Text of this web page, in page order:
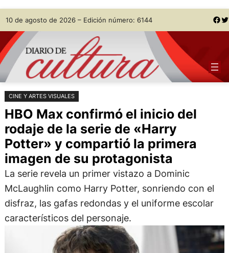
Saltar
al
contenido
Skip
to
content
10 de agosto de 2026 – Edición número: 6144 Facebook Twitter
CINE Y ARTES VISUALES
HBO Max confirmó el inicio del
rodaje de la serie de «Harry
Potter» y compartió la primera
imagen de su protagonista
La serie revela un primer vistazo a Dominic
McLaughlin como Harry Potter, sonriendo con el
disfraz, las gafas redondas y el uniforme escolar
característicos del personaje.